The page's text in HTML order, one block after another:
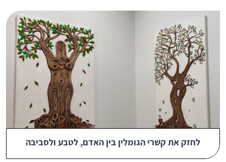
לחזק את קשרי הגומלין בין האדם, לטבע ולסביבה